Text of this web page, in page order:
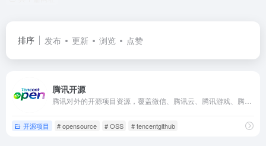
排序 发布 更新 浏览 点赞
腾讯开源
开源项目 # opensource # OSS # tencentgithub